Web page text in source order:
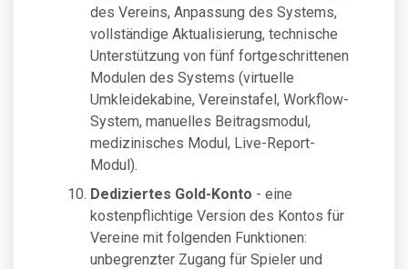
des Vereins, Anpassung des Systems,
vollständige Aktualisierung, technische
Unterstützung von fünf fortgeschrittenen
Modulen des Systems (virtuelle
Umkleidekabine, Vereinstafel, Workflow-
System, manuelles Beitragsmodul,
medizinisches Modul, Live-Report-
Modul).
Dediziertes Gold-Konto - eine
kostenpflichtige Version des Kontos für
Vereine mit folgenden Funktionen:
unbegrenzter Zugang für Spieler und